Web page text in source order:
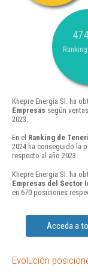
Khepre Energia Sl. ha
Empresas según
2023.
En el Ranking de
2024 ha conseguido la
respecto al año 2023.
Khepre Energia Sl. ha
Empresas del Sector
en 670 posiciones
Acceda a
Evolución